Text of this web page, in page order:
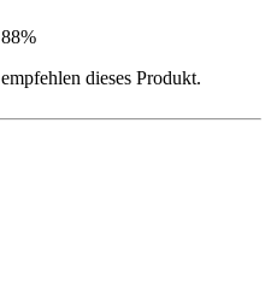
88%
empfehlen dieses Produkt.